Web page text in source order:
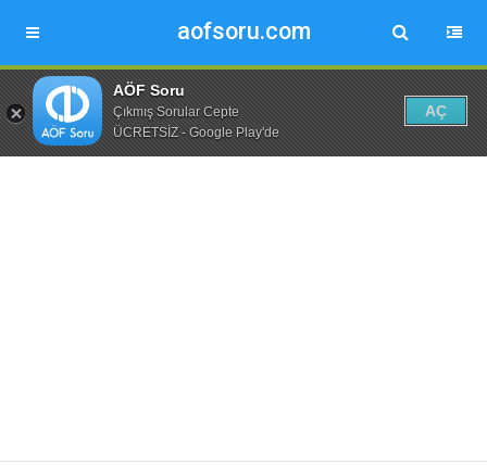
aofsoru.com
AÖF Soru
Çıkmış Sorular Cepte
ÜCRETSİZ - Google Play'de
AÇ